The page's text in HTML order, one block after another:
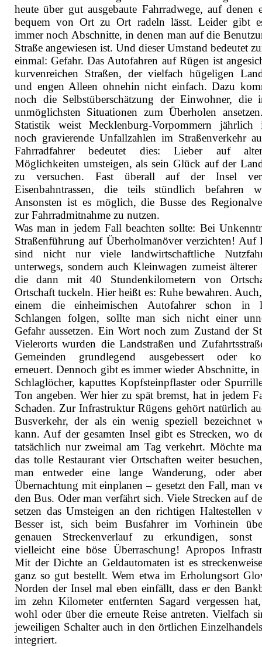
heute über gut ausgebaute Fahrradwege, auf denen
bequem von Ort zu Ort radeln lässt. Leider gibt
immer noch Abschnitte, in denen man auf die
Straße angewiesen ist. Und dieser Umstand bedeutet
einmal: Gefahr. Das Autofahren auf Rügen ist
kurvenreichen Straßen, der vielfach hügeligen
und engen Alleen ohnehin nicht einfach. Dazu
noch die Selbstüberschätzung der Einwohner, die
unmöglichsten Situationen zum Überholen
Statistik weist Mecklenburg-Vorpommern jährlich
noch gravierende Unfallzahlen im Straßenverkehr
Fahrradfahrer bedeutet dies: Lieber auf
Möglichkeiten umsteigen, als sein Glück auf der
zu versuchen. Fast überall auf der Insel
Eisenbahntrassen, die teils stündlich befahren
Ansonsten ist es möglich, die Busse des
zur Fahrradmitnahme zu nutzen.
Was man in jedem Fall beachten sollte: Bei
Straßenführung auf Überholmanöver verzichten! Auf
sind nicht nur viele landwirtschaftliche
unterwegs, sondern auch Kleinwagen zumeist älterer
die dann mit 40 Stundenkilometern von
Ortschaft tuckeln. Hier heißt es: Ruhe bewahren.
einem die einheimischen Autofahrer schon in
Schlangen folgen, sollte man sich nicht einer
Gefahr aussetzen. Ein Wort noch zum Zustand der
Vielerorts wurden die Landstraßen und
Gemeinden grundlegend ausgebessert oder
erneuert. Dennoch gibt es immer wieder Abschnitte, in
Schlaglöcher, kaputtes Kopfsteinpflaster oder
Ton angeben. Wer hier zu spät bremst, hat in jedem
Schaden. Zur Infrastruktur Rügens gehört natürlich
Busverkehr, der als ein wenig speziell bezeichnet
kann. Auf der gesamten Insel gibt es Strecken, wo
tatsächlich nur zweimal am Tag verkehrt. Möchte
das tolle Restaurant vier Ortschaften weiter
man entweder eine lange Wanderung, oder
Übernachtung mit einplanen – gesetzt den Fall, man
den Bus. Oder man verfährt sich. Viele Strecken auf
setzen das Umsteigen an den richtigen Haltestellen
Besser ist, sich beim Busfahrer im Vorhinein
genauen Streckenverlauf zu erkundigen, sonst
vielleicht eine böse Überraschung! Apropos
Mit der Dichte an Geldautomaten ist es
ganz so gut bestellt. Wem etwa im Erholungsort
Norden der Insel mal eben einfällt, dass er den
im zehn Kilometer entfernten Sagard vergessen
wohl oder über die erneute Reise antreten. Vielfach
jeweiligen Schalter auch in den örtlichen
integriert.